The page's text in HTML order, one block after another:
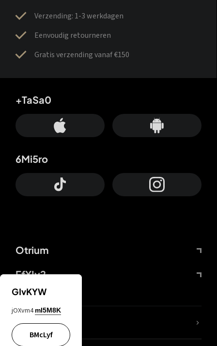
Verzending: 1-3 werkdagen
Eenvoudig retourneren
Gratis verzending vanaf €150
Otrium
FfYIy2
+TaSa0
6Mi5ro
ZbBJcb
GIvKYW
jOXvm4 mI5M8K
BMcLyf